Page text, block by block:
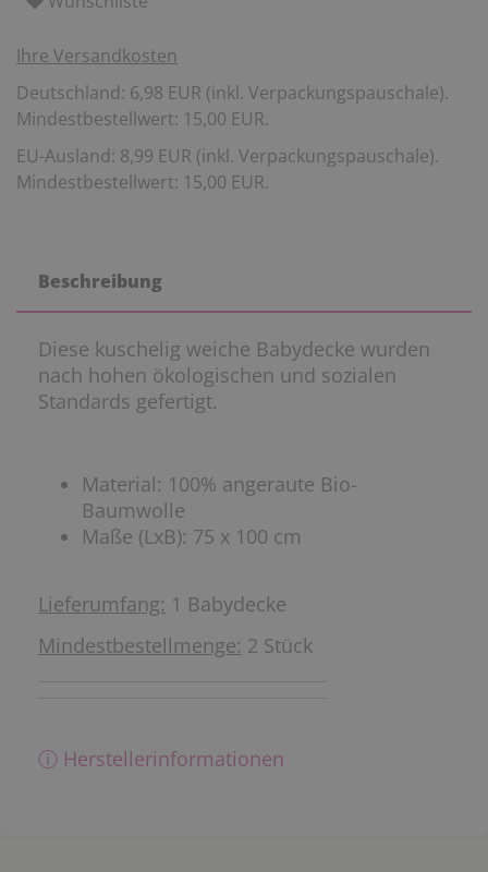
Ihre Versandkosten
Deutschland: 6,98 EUR (inkl. Verpackungspauschale).
Mindestbestellwert: 15,00 EUR.
EU-Ausland: 8,99 EUR (inkl. Verpackungspauschale).
Mindestbestellwert: 15,00 EUR.
Beschreibung
Diese kuschelig weiche Babydecke wurden
nach hohen ökologischen und sozialen
Standards gefertigt.
Material: 100% angeraute Bio-
Baumwolle
Maße (LxB): 75 x 100 cm
Lieferumfang: 1 Babydecke
Mindestbestellmenge: 2 Stück
ⓘ Herstellerinformationen